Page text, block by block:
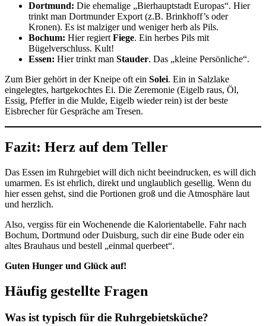
Dortmund: Die ehemalige „Bierhauptstadt Europas“. Hier
trinkt man Dortmunder Export (z.B. Brinkhoff’s oder
Kronen). Es ist malziger und weniger herb als Pils.
Bochum: Hier regiert Fiege. Ein herbes Pils mit
Bügelverschluss. Kult!
Essen: Hier trinkt man Stauder. Das „kleine Persönliche“.
Zum Bier gehört in der Kneipe oft ein Solei. Ein in Salzlake
eingelegtes, hartgekochtes Ei. Die Zeremonie (Eigelb raus, Öl,
Essig, Pfeffer in die Mulde, Eigelb wieder rein) ist der beste
Eisbrecher für Gespräche am Tresen.
Fazit: Herz auf dem Teller
Das Essen im Ruhrgebiet will dich nicht beeindrucken, es will dich
umarmen. Es ist ehrlich, direkt und unglaublich gesellig. Wenn du
hier essen gehst, sind die Portionen groß und die Atmosphäre laut
und herzlich.
Also, vergiss für ein Wochenende die Kalorientabelle. Fahr nach
Bochum, Dortmund oder Duisburg, such dir eine Bude oder ein
altes Brauhaus und bestell „einmal querbeet“.
Guten Hunger und Glück auf!
Häufig gestellte Fragen
Was ist typisch für die Ruhrgebietsküche?